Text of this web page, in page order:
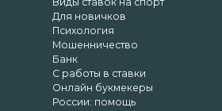
Для новичков
Психология
Мошенничество
Банк
С работы в ставки
Онлайн букмекеры
России: помощь